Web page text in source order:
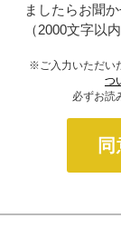
ましたらお聞か
（2000文字以内
※ご入力いただい
つ
必ずお読